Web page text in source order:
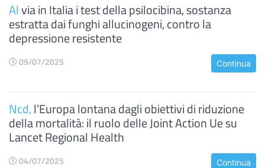
Alvia in Italia i test della psilocibina, sostanza
estratta dai funghi allucinogeni, contro la
depressione resistente
09/07/2025 Continua
Ncd,l’Europa lontana dagli obiettivi di riduzione
della mortalità: il ruolo delle Joint Action Ue su
Lancet Regional Health
04/07/2025 Continua